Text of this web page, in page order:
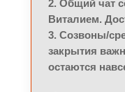
2. Общий чат
Виталием.
3. Созвоны/
закрытия
остаются